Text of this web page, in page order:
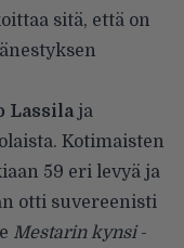
sitä, että on
Lassilaja
Kotimaisten
59 eri levyä ja
otti suvereenisti
Mestarin kynsi-